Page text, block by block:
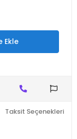
Ekle
Taksit Seçenekleri